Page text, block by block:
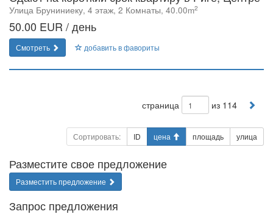
Улица Бруниниеку, 4 этаж, 2 Комнаты, 40.00m2
50.00 EUR / день
Смотреть добавить в фавориты
страница из 114
Сортировать: ID цена площадь улица
Разместите свое предложение
Разместить предложение
Запрос предложения